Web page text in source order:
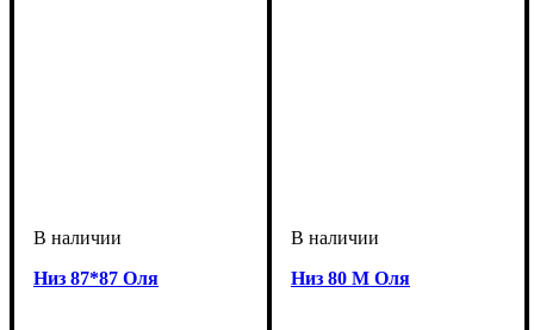
Низ 87*87 Оля Низ 80 М Оля